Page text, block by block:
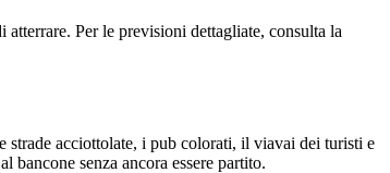
Per le previsioni dettagliate, consulta la
acciottolate, i pub colorati, il viavai dei turisti e
bancone senza ancora essere partito.